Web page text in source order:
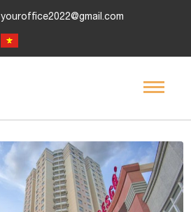
youroffice2022@gmail.com